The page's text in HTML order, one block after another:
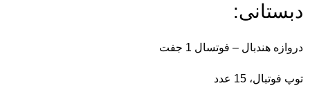
دبستانی:
دروازه هندبال – فوتسال 1 جفت
توپ فوتبال، 15 عدد